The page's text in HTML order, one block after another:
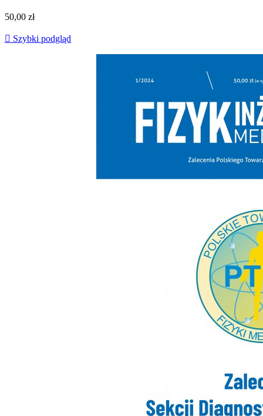
50,00 zł
 Szybki podgląd